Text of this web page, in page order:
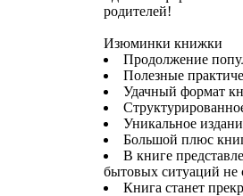
родителей!
Изюминки книжки
Продолжение
Полезные
Удачный формат
Уникальное
Большой плюс
В книге
бытовых ситуаций не
Книга станет